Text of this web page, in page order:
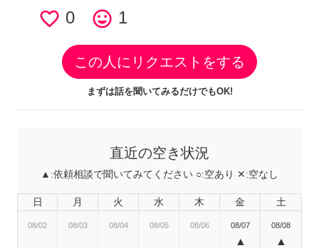
favorite_border 0 tag_faces 1
この人にリクエストをする
まずは話を聞いてみるだけでもOK!
直近の空き状況
▲:依頼相談で聞いてみてください ○:空あり ✕:空なし
日 月 火 水 木 金 土
08/02 08/03 08/04 08/05 08/06 08/07
▲
08/08
▲